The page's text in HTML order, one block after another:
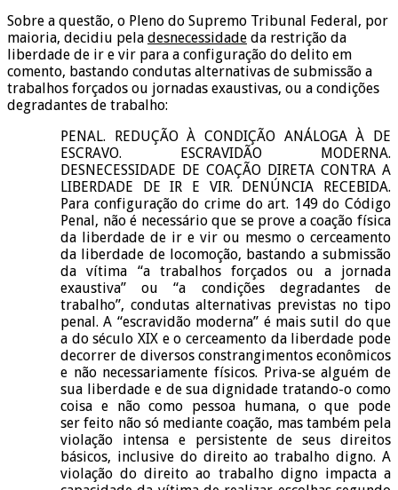
Sobre a questão, o Pleno do Supremo Tribunal Federal, por
maioria, decidiu pela desnecessidade da restrição da
liberdade de ir e vir para a configuração do delito em
comento, bastando condutas alternativas de submissão a
trabalhos forçados ou jornadas exaustivas, ou a condições
degradantes de trabalho:
PENAL. REDUÇÃO À CONDIÇÃO ANÁLOGA À DE
ESCRAVO. ESCRAVIDÃO MODERNA.
DESNECESSIDADE DE COAÇÃO DIRETA CONTRA A
LIBERDADE DE IR E VIR. DENÚNCIA RECEBIDA.
Para configuração do crime do art. 149 do Código
Penal, não é necessário que se prove a coação física
da liberdade de ir e vir ou mesmo o cerceamento
da liberdade de locomoção, bastando a submissão
da vítima “a trabalhos forçados ou a jornada
exaustiva” ou “a condições degradantes de
trabalho”, condutas alternativas previstas no tipo
penal. A “escravidão moderna” é mais sutil do que
a do século XIX e o cerceamento da liberdade pode
decorrer de diversos constrangimentos econômicos
e não necessariamente físicos. Priva-se alguém de
sua liberdade e de sua dignidade tratando-o como
coisa e não como pessoa humana, o que pode
ser feito não só mediante coação, mas também pela
violação intensa e persistente de seus direitos
básicos, inclusive do direito ao trabalho digno. A
violação do direito ao trabalho digno impacta a